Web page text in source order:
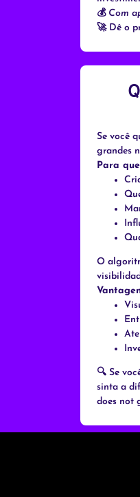
💰 Com
🚀 Dê o
Se você
grandes
Para
O
🔍 Se
sinta a
does not